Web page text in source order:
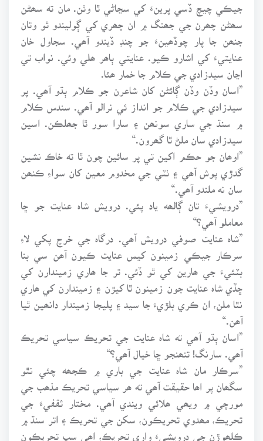
جيڪي چيچ ڏسي پرينءَ کي سڃاڻي ٿا وٺن. مان ته سھڻن
سھڻن چھرن جي جھنگ ۾ ان چھري کي ڳوليندو ٿو وتان
جنھن جا پار چوڏھينءَ جو چنڊ ڏيندو آھي. سجاول خان
عنايتيءَ کي اشارو ڪيو. عنايتي ٻاھر ھلي وئي. نواب تي
اڃان سيدزادي جي ڪلام جا خمار ھئا.
”اسان وڏن وڏن ڳائڻن کان شاعرن جو ڪلام ٻڌو آھي. پر
سيدزادي جي ڪلام جو انداز ئي نرالو آھي. سندس ڪلام
۾ سنڌ جي ساري سونھن ۽ سارا سور ٿا جھلڪن. اسين
سيدزادي سان ملڻ ٿا گھرون.“
”اوھان جو حڪم اکين تي پر سائين چون ٿا ته خاڪ نشين
گدڙي پوش آھي ۽ ٺٽي جي مخدوم معين کان سواءِ ڪنھن
سان نه ملندو آھي.“
”درويشيءَ تان ڳالھه ياد پئي. درويش شاہ عنايت جو ڇا
معاملو آھي؟“
”شاہ عنايت صوفي درويش آھي. درگاہ جي خرچ پکي لاءِ
سرڪار جيڪي زمينون کيس عنايت ڪيون آھن سي بنا
بٽئيءَ جي ھارين کي ٿو ڏئي. تر جا ھاري زميندارن کي
ڇڏي شاہ عنايت جون زمينون ٿا کيڙن ۽ زميندارن کي ھاري
نٿا ملن، ان ڪري بلڙيءَ جا سيد ۽ پليجا زميندار دانھين ٿيا
آھن.“
”اسان ٻڌو آھي ته شاہ عنايت جي تحريڪ سياسي تحريڪ
آھي. سارنگ! تنھنجو ڇا خيال آھي؟“
”سرڪار مان شاہ عنايت جي باري ۾ ڪجھه چئي نٿو
سگھان پر اھا حقيقت آھي ته ھر سياسي تحريڪ مذھب جي
مورچي ۾ ويھي ھلائي ويندي آھي. مختار ثقفيءَ جي
تحريڪ، مھدوي تحريڪون، سکن جي تحريڪ ۽ اتر سنڌ ۾
ڪلھوڙن جي درويشيءَ واري تحريڪ، اھي سڀ تحريڪون